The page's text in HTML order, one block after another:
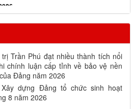
Trần Phú đạt nhiều thành tích nổi
chính luận cấp tỉnh về bảo vệ nền
Đảng năm 2026
dựng Đảng tổ chức sinh hoạt
8 năm 2026